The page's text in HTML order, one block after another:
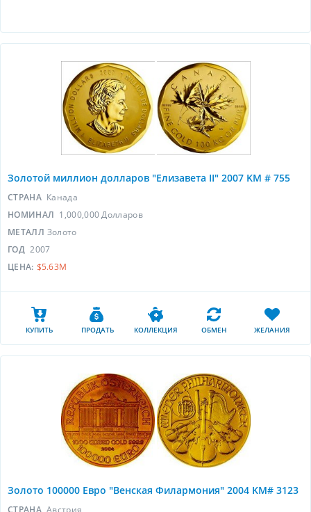
Золотой миллион долларов "Елизавета II" 2007 KM # 755
СТРАНА Канада
НОМИНАЛ 1,000,000 Долларов
МЕТАЛЛ Золото
ГОД 2007
ЦЕНА: $5.63M
КУПИТЬ ПРОДАТЬ КОЛЛЕКЦИЯ ОБМЕН ЖЕЛАНИЯ
Золото 100000 Евро "Венская Филармония" 2004 KM# 3123
СТРАНА Австрия